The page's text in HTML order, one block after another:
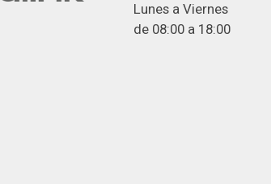
Lunes a Viernes
de 08:00 a 18:00